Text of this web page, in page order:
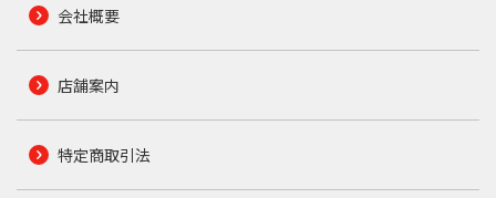
会社概要
店舗案内
特定商取引法